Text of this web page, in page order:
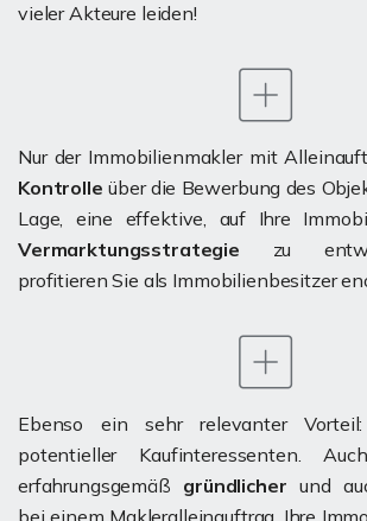
vieler Akteure leiden!
Nur der Immobilienmakler mit
Kontrolle über die Bewerbung des
Lage, eine effektive, auf Ihre
Vermarktungsstrategie zu
profitieren Sie als Immobilienbesitzer
Ebenso ein sehr relevanter
potentieller Kaufinteressenten.
erfahrungsgemäß gründlicher und